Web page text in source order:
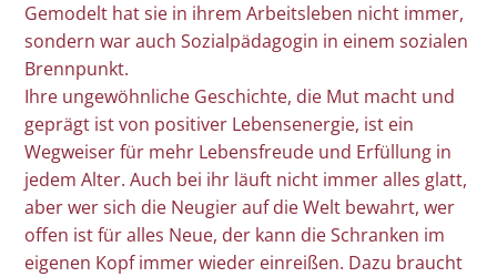
Gemodelt hat sie in ihrem Arbeitsleben nicht immer,
sondern war auch Sozialpädagogin in einem sozialen
Brennpunkt.
Ihre ungewöhnliche Geschichte, die Mut macht und
geprägt ist von positiver Lebensenergie, ist ein
Wegweiser für mehr Lebensfreude und Erfüllung in
jedem Alter. Auch bei ihr läuft nicht immer alles glatt,
aber wer sich die Neugier auf die Welt bewahrt, wer
offen ist für alles Neue, der kann die Schranken im
eigenen Kopf immer wieder einreißen. Dazu braucht